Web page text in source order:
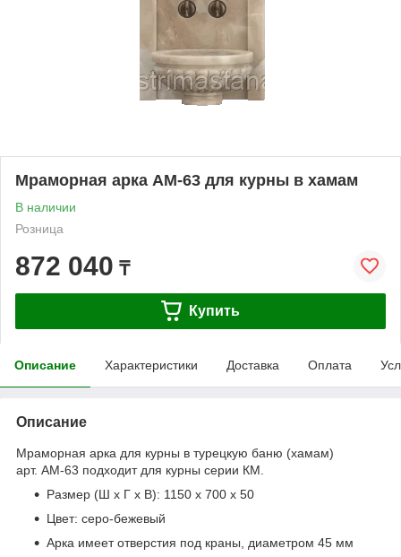
Мраморная арка АМ-63 для курны в хамам
В наличии
Розница
872 040 ₸
Купить
Описание Характеристики Доставка Оплата
Описание
Мраморная арка для курны в турецкую баню (хамам)
арт. АМ-63 подходит для курны серии КМ.
Размер (Ш х Г х В): 1150 х 700 х 50
Цвет: серо-бежевый
Арка имеет отверстия под краны, диаметром 45 мм